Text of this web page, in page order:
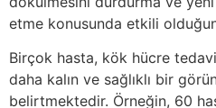
etme konusunda etkili
Birçok hasta, kök hücre
daha kalın ve sağlıklı bir
belirtmektedir. Örneğin, 60